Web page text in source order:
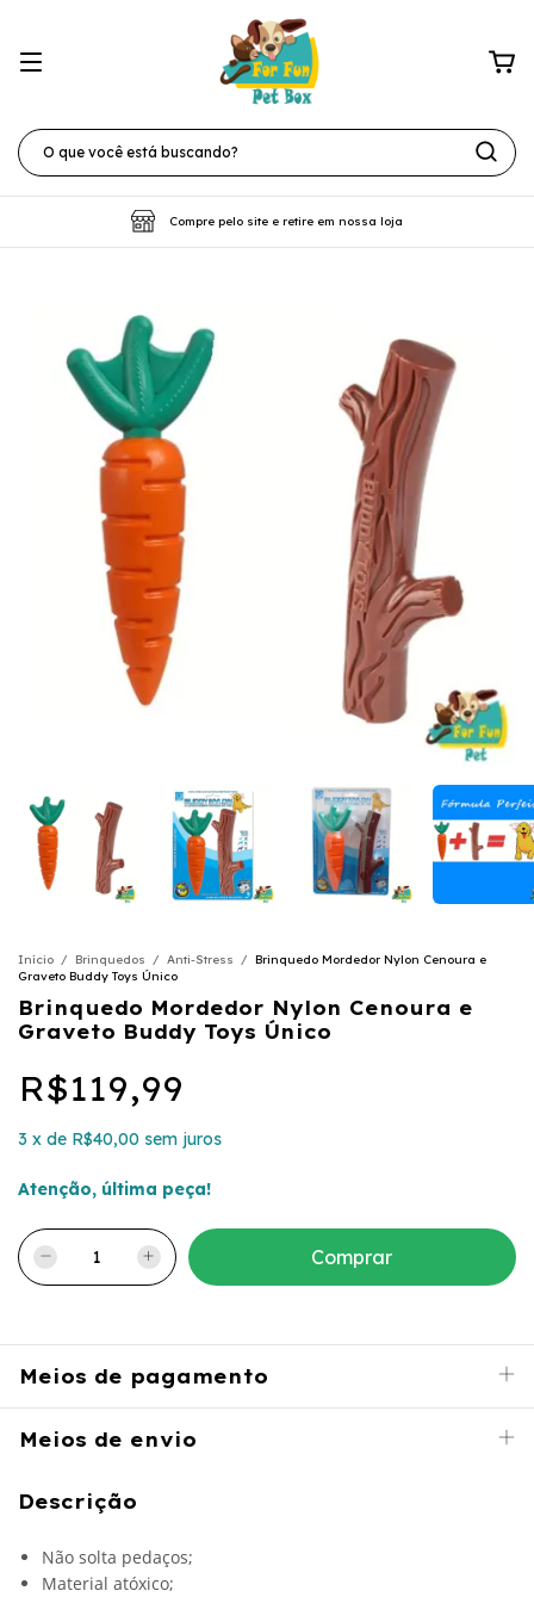
Compre pelo site e retire em nossa loja
Início / Brinquedos / Anti-Stress / Brinquedo Mordedor Nylon Cenoura e
Graveto Buddy Toys Único
Brinquedo Mordedor Nylon Cenoura e
Graveto Buddy Toys Único
R$119,99
3 x de R$40,00 sem juros
Atenção, última peça!
Meios de pagamento
Meios de envio
Descrição
Não solta pedaços;
Material atóxico;